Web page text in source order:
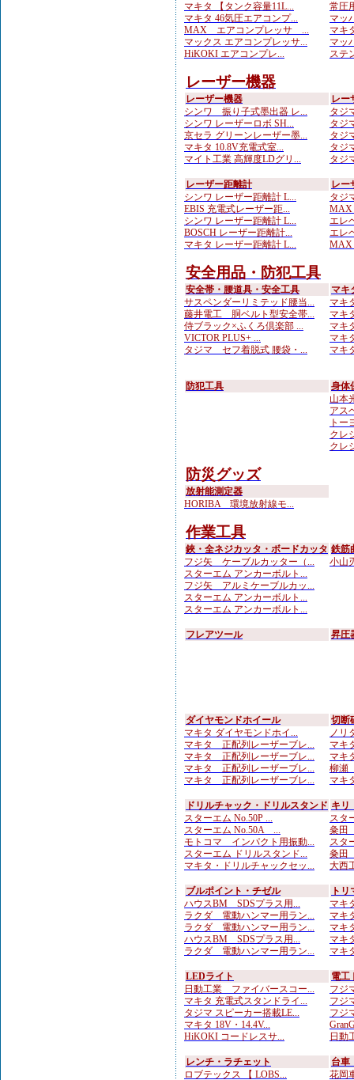
マキタ 【タンク容量11L...
マキタ 46気圧エアコンプ...
MAX エアコンプレッサ ...
マックス エアコンプレッサ...
HiKOKI エアコンプレ...
常圧
マッ
マキ
マッ
ステ
レーザー機器
レーザー機器
シンワ 振り子式墨出器 レ...
シンワ レーザーロボ SH...
京セラ グリーンレーザー墨...
マキタ 10.8V充電式室...
マイト工業 高輝度LDグリ...
レー
タジ
タジ
タジ
タジ
タジ
レーザー距離計
シンワ レーザー距離計 L...
EBIS 充電式レーザー距...
シンワ レーザー距離計 L...
BOSCH レーザー距離計...
マキタ レーザー距離計 L...
レー
タジ
エレ
エレ
安全用品・防犯工具
安全帯・腰道具・安全工具
サスペンダーリミテッド腰当...
藤井電工 胴ベルト型安全帯...
侍ブラック×ふくろ倶楽部 ...
VICTOR PLUS+ ...
タジマ セフ着脱式 腰袋・...
マキ
マキ
マキ
マキ
マキ
マキ
防犯工具
身体
山本
アス
トー
クレ
クレ
防災グッズ
放射能測定器
HORIBA 環境放射線モ...
作業工具
鋏・全ネジカッタ・ボードカッタ
フジ矢 ケーブルカッター（...
スターエム アンカーボルト...
フジ矢 アルミケーブルカッ...
スターエム アンカーボルト...
スターエム アンカーボルト...
鉄筋
小山
フレアツール 昇圧
ダイヤモンドホイール
マキタ ダイヤモンドホイ...
マキタ 正配列レーザーブレ...
マキタ 正配列レーザーブレ...
マキタ 正配列レーザーブレ...
マキタ 正配列レーザーブレ...
切断
ノリ
マキ
マキ
柳瀬
マキ
ドリルチャック・ドリルスタンド
スターエム No.50P ...
スターエム No.50A ...
モトコマ インパクト用振動...
スターエム ドリルスタンド...
マキタ・ドリルチャックセッ...
キリ
スタ
粂田
スタ
粂田
大西
ブルポイント・チゼル
ハウスBM SDSプラス用...
ラクダ 電動ハンマー用ラン...
ラクダ 電動ハンマー用ラン...
ハウスBM SDSプラス用...
ラクダ 電動ハンマー用ラン...
ト
マキ
マキ
マキ
マキ
マキ
LEDライト
日動工業 ファイバースコー...
マキタ 充電式スタンドライ...
タジマ スピーカー搭載LE...
マキタ 18V・14.4V...
HiKOKI コードレスサ...
電工
フジ
フジ
フジ
日動
レンチ・ラチェット
ロブテックス 【 LOBS...
台車
花岡